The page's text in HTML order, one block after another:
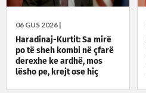
06 GUS 2026 |
Haradinaj-Kurtit: Sa mirë
po të sheh kombi në çfarë
derexhe ke ardhë, mos
lësho pe, krejt ose hiç